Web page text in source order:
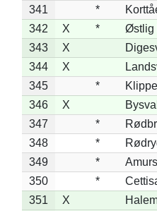
341
*
342
X *
Østlig
343
X
344
X
345
*
346
X
347
*
348
*
349
*
350
*
351
X